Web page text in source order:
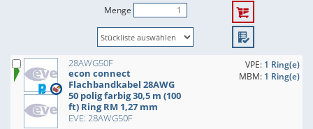
Menge
28AWG50F
econ connect
Flachbandkabel 28AWG
50 polig farbig 30,5 m (100
ft) Ring RM 1,27 mm
EVE: 28AWG50F
VPE: 1 Ring(e)
MBM: 1 Ring(e)